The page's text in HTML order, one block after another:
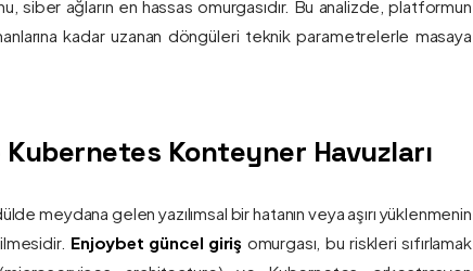
siber ağların en hassas omurgasıdır. Bu analizde, platformun
kadar uzanan döngüleri teknik parametrelerle masaya
Konteyner Havuzları
meydana gelen yazılımsal bir hatanın veya aşırı yüklenmenin
Enjoybet güncel giriş omurgası, bu riskleri sıfırlamak